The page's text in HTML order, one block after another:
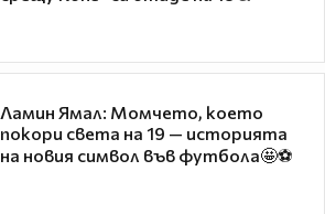
Ламин Ямал: Момчето, което
покори света на 19 — историята
на новия символ във футбола🤩⚽